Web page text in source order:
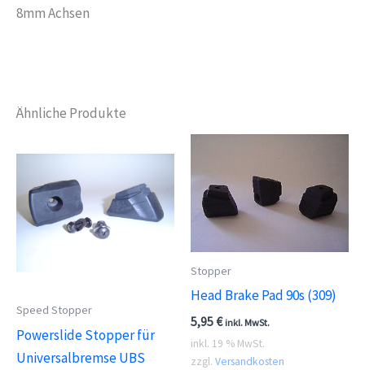
8mm Achsen
Ähnliche Produkte
Speed Stopper
Powerslide Stopper für
Universalbremse UBS
Stopper
Head Brake Pad 90s (309)
5,95€ inkl. MwSt.
inkl. 19 % MwSt.
zzgl. Versandkosten